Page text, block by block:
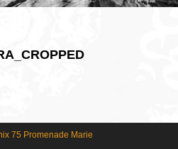
75 Promenade Marie